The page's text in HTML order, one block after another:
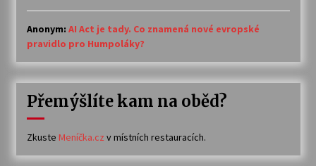
Anonym: AI Act je tady. Co znamená nové evropské
pravidlo pro Humpoláky?
Přemýšlíte kam na oběd?
Zkuste Meníčka.cz v místních restauracích.